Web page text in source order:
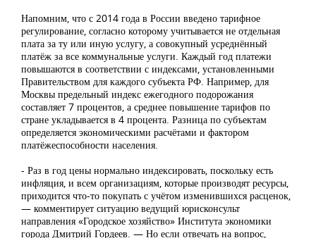
Напомним, что с 2014 года в России введено тарифное
регулирование, согласно которому учитывается не отдельная
плата за ту или иную услугу, а совокупный усреднённый
платёж за все коммунальные услуги. Каждый год платежи
повышаются в соответствии с индексами, установленными
Правительством для каждого субъекта РФ. Например, для
Москвы предельный индекс ежегодного подорожания
составляет 7 процентов, а среднее повышение тарифов по
стране укладывается в 4 процента. Разница по субъектам
определяется экономическими расчётами и фактором
платёжеспособности населения.
- Раз в год цены нормально индексировать, поскольку есть
инфляция, и всем организациям, которые производят ресурсы,
приходится что-то покупать с учётом изменившихся расценок,
— комментирует ситуацию ведущий юрисконсульт
направления «Городское хозяйство» Института экономики
города Дмитрий Гордеев. — Но если отвечать на вопрос,